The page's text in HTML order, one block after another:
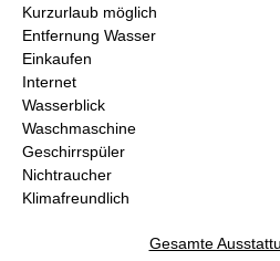
Kurzurlaub möglich
Entfernung Wasser
Einkaufen
Internet
Wasserblick
Waschmaschine
Geschirrspüler
Nichtraucher
Klimafreundlich
Gesamte